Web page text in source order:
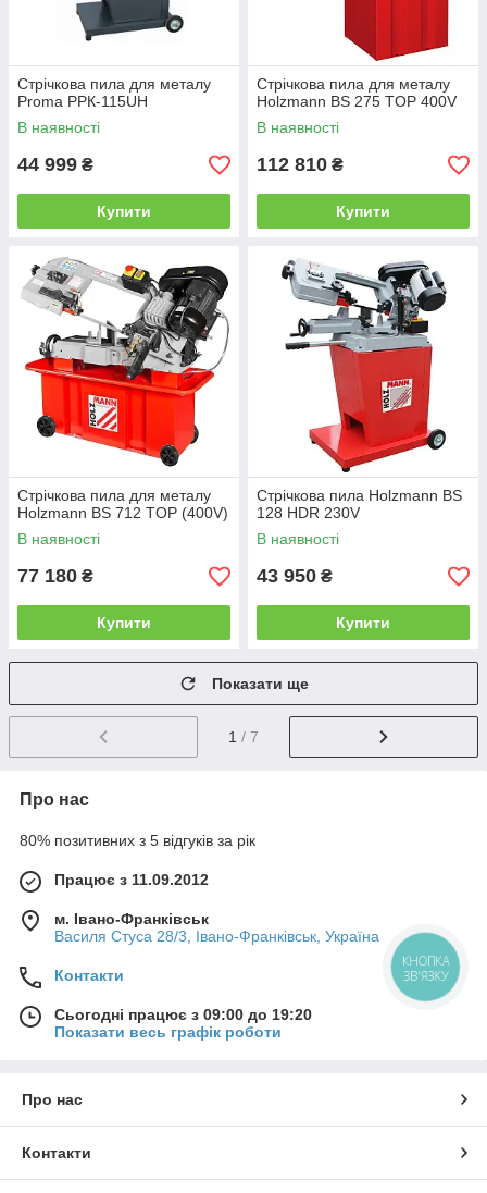
Стрічкова пила для металу
Proma РРК-115UH
В наявності
44 999 ₴
Купити
Стрічкова пила для металу
Holzmann BS 275 TOP 400V
В наявності
112 810 ₴
Купити
Стрічкова пила для металу
Holzmann BS 712 TOP (400V)
В наявності
77 180 ₴
Купити
Стрічкова пила Holzmann BS
128 HDR 230V
В наявності
43 950 ₴
Купити
Показати ще
1 / 7
Про нас
80% позитивних з 5 відгуків за рік
Працює з 11.09.2012
м. Івано-Франківськ
Василя Стуса 28/3, Івано-Франківськ, Україна
Контакти
Сьогодні працює з 09:00 до 19:20
Показати весь графік роботи
Про нас
Контакти
КНОПКА
ЗВ'ЯЗКУ